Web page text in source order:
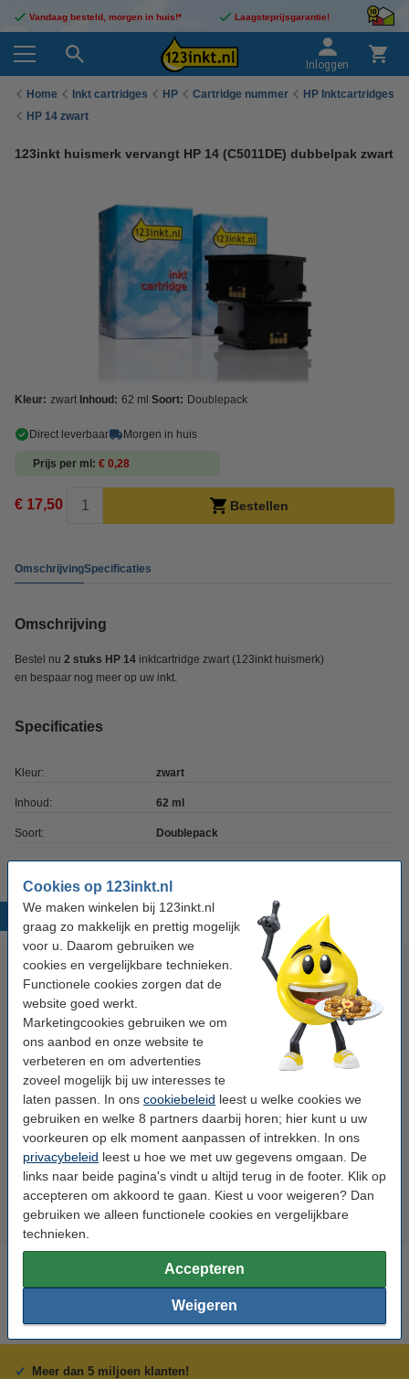
Cookies op 123inkt.nl
We maken winkelen bij 123inkt.nl
graag zo makkelijk en prettig mogelijk
voor u. Daarom gebruiken we
cookies en vergelijkbare technieken.
Functionele cookies zorgen dat de
website goed werkt.
Marketingcookies gebruiken we om
ons aanbod en onze website te
verbeteren en om advertenties
zoveel mogelijk bij uw interesses te
laten passen. In ons cookiebeleid leest u welke cookies we
gebruiken en welke 8 partners daarbij horen; hier kunt u uw
voorkeuren op elk moment aanpassen of intrekken. In ons
privacybeleid leest u hoe we met uw gegevens omgaan. De
links naar beide pagina's vindt u altijd terug in de footer. Klik op
accepteren om akkoord te gaan. Kiest u voor weigeren? Dan
gebruiken we alleen functionele cookies en vergelijkbare
technieken.
Accepteren
Weigeren
Vandaag besteld, morgen in huis!* Laagsteprijsgarantie!
Inloggen
Home Inkt cartridges HP Cartridge nummer
HP Inktcartridges
HP 14 zwart
123inkt huismerk vervangt HP 14 (C5011DE) dubbelpak zwart
Kleur: zwart Inhoud: 62 ml Soort: Doublepack
Direct leverbaar Morgen in huis
Prijs per ml € 0,28
€ 17,50 Bestellen
OmschrijvingSpecificaties
Omschrijving
Bestel nu 2 stuks HP 14 inktcartridge zwart (123inkt huismerk)
en bespaar nog meer op uw inkt.
Specificaties
Kleur: zwart
Inhoud: 62 ml
Soort: Doublepack
Populaire producten
123inkt huismerk vervangt HP
14 (C5010DE) inktcartridge
€ 12,50 Incl. 21% btw € 22,50 Incl. 21% btw
Meer dan 5 miljoen klanten!